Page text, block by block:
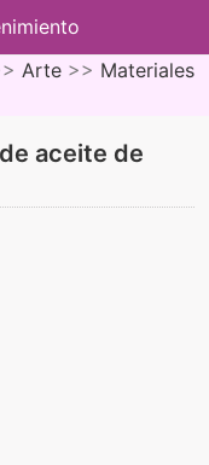
Arte >> Materiales
aceite de